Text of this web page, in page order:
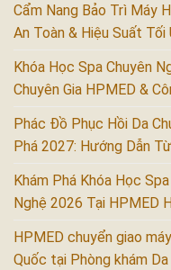
Cẩm Nang Bảo Trì Máy
An Toàn & Hiệu Suất Tối
Khóa Học Spa Chuyên
Chuyên Gia HPMED &
Phác Đồ Phục Hồi Da
Phá 2027: Hướng Dẫn
Khám Phá Khóa Học
Nghệ 2026 Tại HPMED
HPMED chuyển giao
Quốc tại Phòng khám